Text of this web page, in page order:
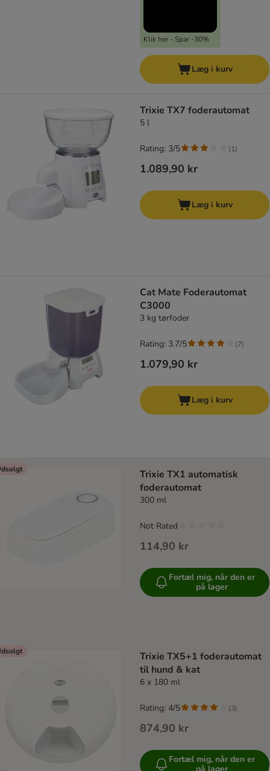
Klik her - Spar -30%
Læg i kurv
Trixie TX7 foderautomat
5 l
1.089,90 kr
Rating: 3/5 (1)
Læg i kurv
Cat Mate Foderautomat
C3000
3 kg tørfoder
1.079,90 kr
Rating: 3.7/5 (7)
Læg i kurv
Trixie TX1 automatisk
foderautomat
300 ml
114,90 kr
Not Rated
Fortæl mig, når den er
på lager
Trixie TX5+1 foderautomat
til hund & kat
6 x 180 ml
874,90 kr
Rating: 4/5 (3)
Fortæl mig, når den er